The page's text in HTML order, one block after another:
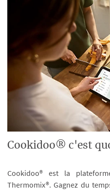
Cookidoo® c'est
Cookidoo® est la
Thermomix®. Gagnez du